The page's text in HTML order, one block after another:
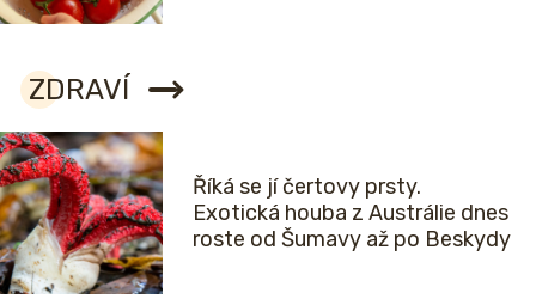
ZDRAVÍ
Říká se jí čertovy prsty.
Exotická houba z Austrálie dnes
roste od Šumavy až po Beskydy